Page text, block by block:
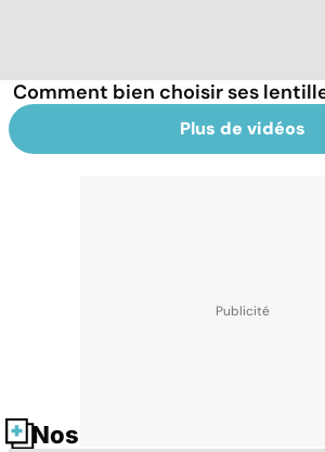
Comment bien choisir ses
Plus de vidéos
Nos fiches santé